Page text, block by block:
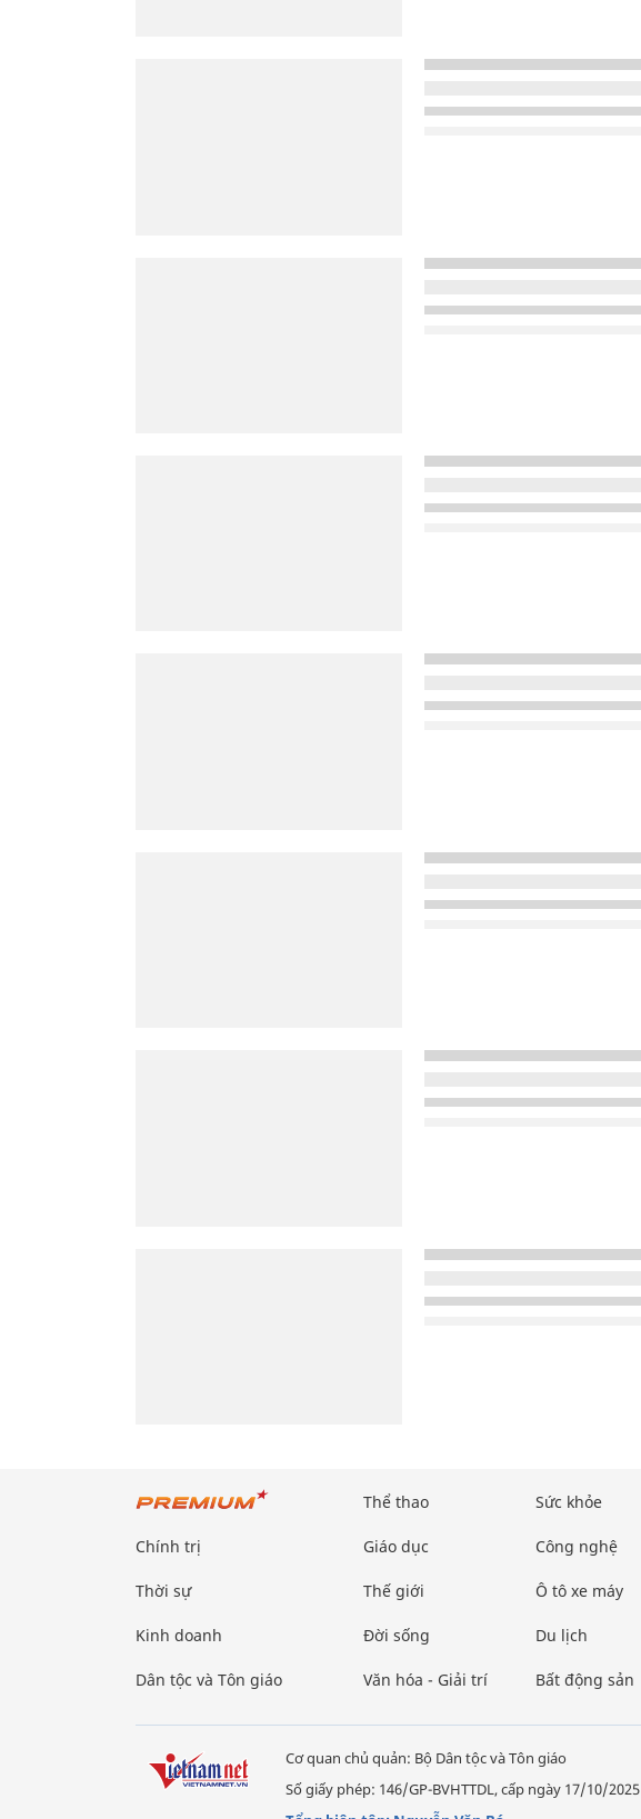
Chính trị
Thời sự
Kinh doanh
Dân tộc và Tôn giáo
Thể thao
Giáo dục
Thế giới
Đời sống
Văn hóa - Giải trí
Sức khỏe
Công nghệ
Ô tô xe máy
Du lịch
Bất động sản
Cơ quan chủ quản: Bộ Dân tộc và Tôn giáo
Số giấy phép: 146/GP-BVHTTDL, cấp ngày 17/10/2025